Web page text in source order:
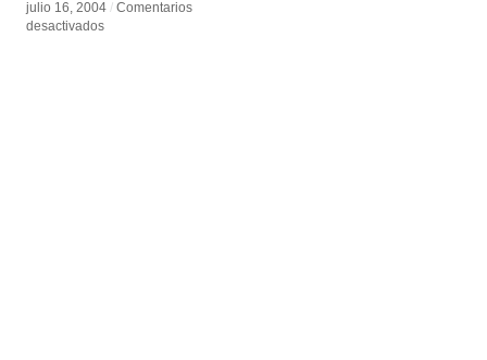
julio 16, 2004 / Comentarios
desactivadosen
julio 16, 2004 / Comentarios
desactivadosen